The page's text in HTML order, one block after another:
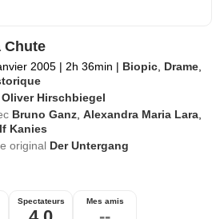
Chute
2005 | 2h 36min | Biopic, Drame,
Oliver Hirschbiegel
Bruno Ganz,Alexandra Maria Lara,
Kanies
original Der Untergang
Spectateurs Mes amis